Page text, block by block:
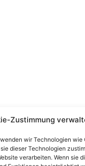
Zustimmung
wir Technologien
dieser Technologien
verarbeiten. Wenn sie